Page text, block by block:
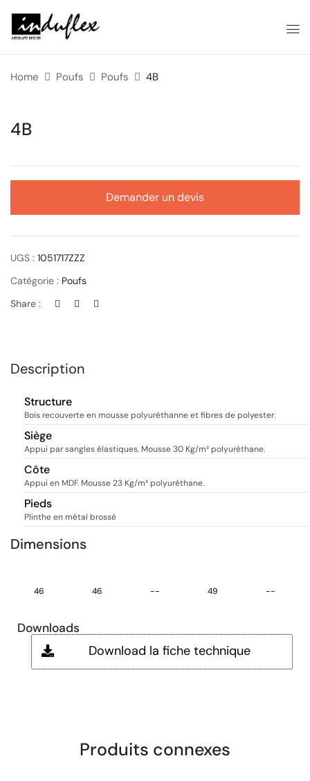
Home Poufs Poufs 4B
4B
Demander un devis
UGS : 1051717ZZZ
Catégorie : Poufs
Share :
Description
Structure
Bois recouverte en mousse polyuréthanne et fibres de polyester.
Siège
Appui par sangles élastiques. Mousse 30 Kg/m³ polyuréthane.
Côte
Appui en MDF. Mousse 23 Kg/m³ polyuréthane.
Pieds
Plinthe en métal brossé
Dimensions
46 46 -- 49 --
Downloads
Download la fiche technique
Produits connexes